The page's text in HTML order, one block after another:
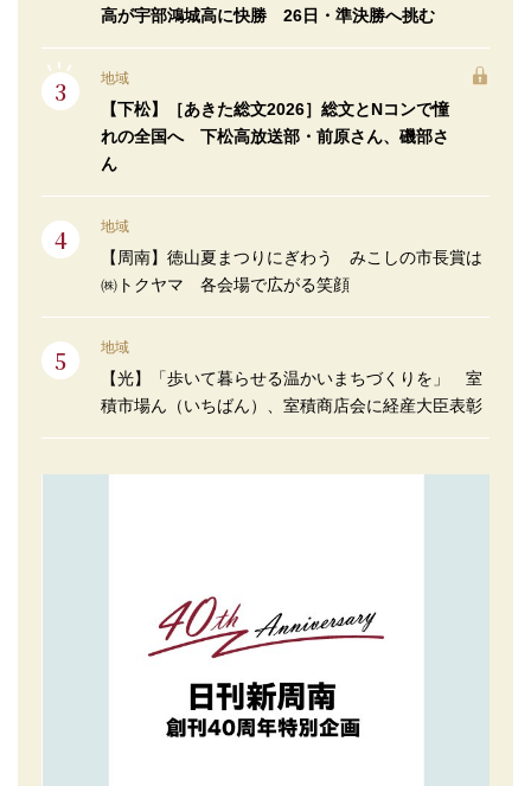
高が宇部鴻城高に快勝 26日・準決勝へ挑む
地域
【下松】［あきた総文2026］総文とNコンで憧
れの全国へ 下松高放送部・前原さん、磯部さ
ん
地域
【周南】徳山夏まつりにぎわう みこしの市長賞は
㈱トクヤマ 各会場で広がる笑顔
地域
【光】「歩いて暮らせる温かいまちづくりを」 室
積市場ん（いちばん）、室積商店会に経産大臣表彰